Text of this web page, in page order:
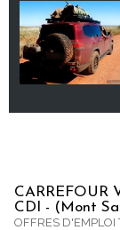
CARREFOUR
CDI - (Mont
OFFRES D'EMPLOI